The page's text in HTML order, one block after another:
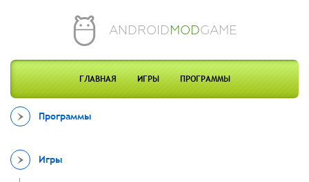
ANDROIDMODGAME
ГЛАВНАЯ ИГРЫ ПРОГРАММЫ
Программы
Игры